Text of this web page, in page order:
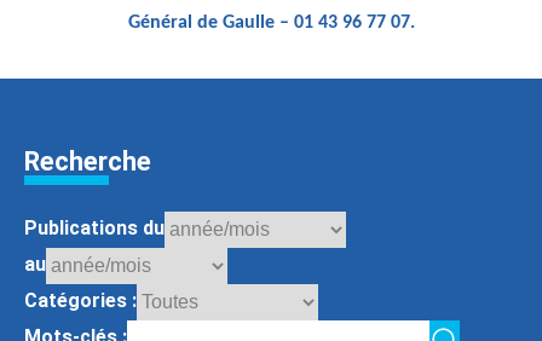
Général de Gaulle – 01 43 96 77 07.
Recherche
Publications du
au
Catégories :
Mots-clés :